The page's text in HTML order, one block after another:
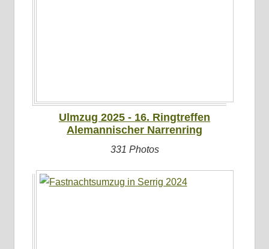
Ulmzug 2025 - 16. Ringtreffen
Alemannischer Narrenring
331 Photos